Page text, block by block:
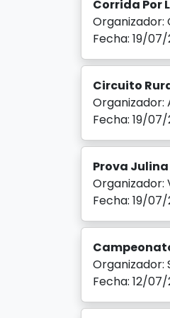
Corrida Por
Organizador:
Fecha: 19/
Circuito
Organizador:
Fecha: 19/
Prova
Organizador:
Fecha: 19/
Organizador:
Fecha: 12/